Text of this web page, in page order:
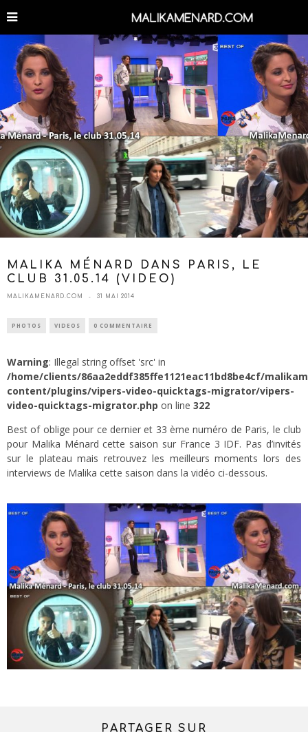
MALIKA MÉNARD DANS PARIS, LE
CLUB 31.05.14 (VIDEO)
MALIKAMENARD.COM 31 MAI 2014
PHOTOS VIDEOS 0 COMMENTAIRE
Warning: Illegal string offset 'src' in
/home/clients/86aa2eddf385ffe1121eac11bd8be4cf/
content/plugins/vipers-video-quicktags-migrator/vipers-
video-quicktags-migrator.php on line 322
Best of oblige pour ce dernier et 33 ème numéro de Paris, le club
pour Malika Ménard cette saison sur France 3 IDF. Pas d’invités
sur le plateau mais retrouvez les meilleurs moments lors des
interviews de Malika cette saison dans la vidéo ci-dessous.
PARTAGER SUR